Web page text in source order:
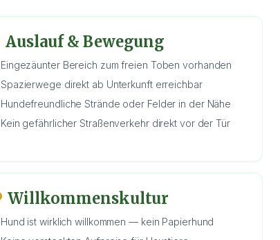
Auslauf & Bewegung
Eingezäunter Bereich zum freien Toben vorhanden
Spazierwege direkt ab Unterkunft erreichbar
Hundefreundliche Strände oder Felder in der Nähe
Kein gefährlicher Straßenverkehr direkt vor der Tür
Willkommenskultur
Hund ist wirklich willkommen — kein Papierhund